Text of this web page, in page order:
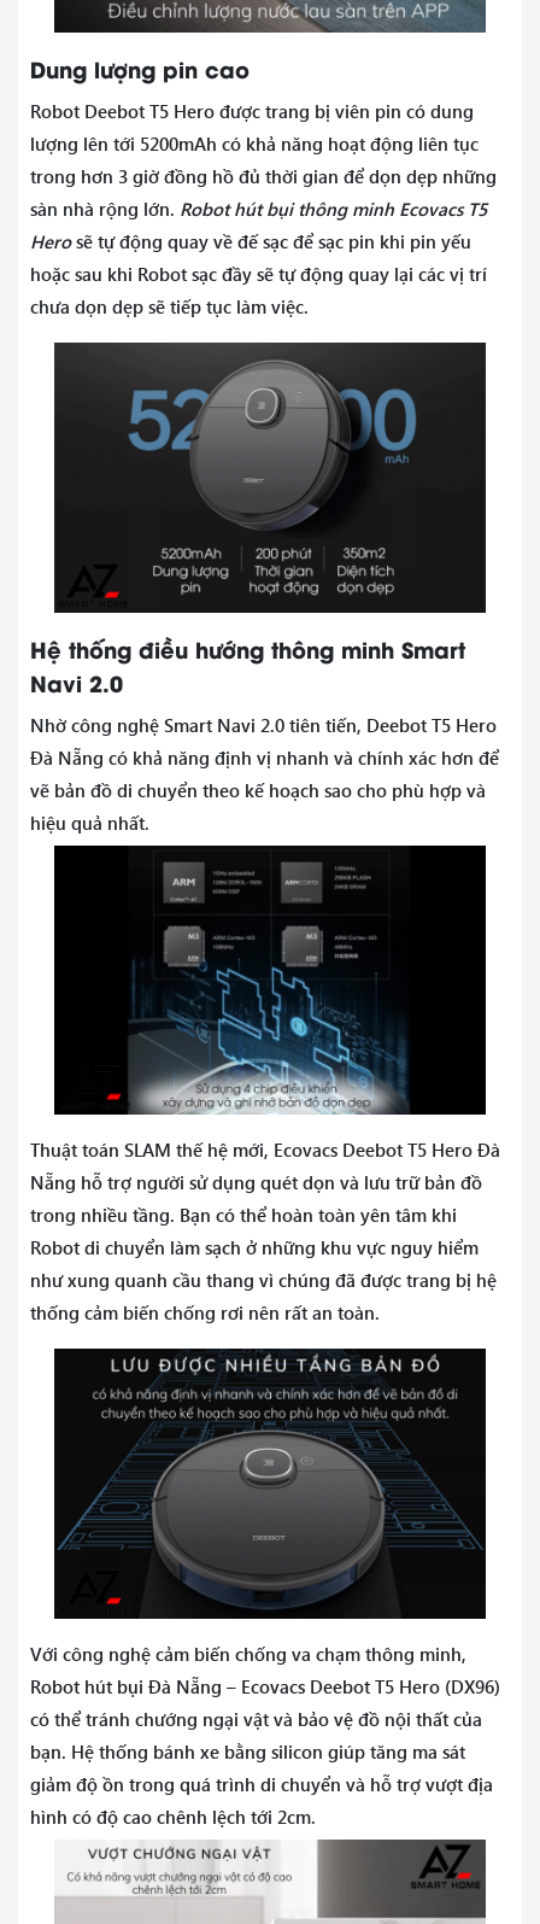
Dung lượng pin cao
Robot Deebot T5 Hero được trang bị viên pin có dung
lượng lên tới 5200mAh có khả năng hoạt động liên tục
trong hơn 3 giờ đồng hồ đủ thời gian để dọn dẹp những
sàn nhà rộng lớn. Robot hút bụi thông minh Ecovacs T5
Herosẽ tự động quay về đế sạc để sạc pin khi pin yếu
hoặc sau khi Robot sạc đầy sẽ tự động quay lại các vị trí
chưa dọn dẹp sẽ tiếp tục làm việc.
Hệ thống điều hướng thông minh Smart
Navi 2.0
Nhờ công nghệ Smart Navi 2.0 tiên tiến, Deebot T5 Hero
Đà Nẵng có khả năng định vị nhanh và chính xác hơn để
vẽ bản đồ di chuyển theo kế hoạch sao cho phù hợp và
hiệu quả nhất.
Thuật toán SLAM thế hệ mới, Ecovacs Deebot T5 Hero Đà
Nẵng hỗ trợ người sử dụng quét dọn và lưu trữ bản đồ
trong nhiều tầng. Bạn có thể hoàn toàn yên tâm khi
Robot di chuyển làm sạch ở những khu vực nguy hiểm
như xung quanh cầu thang vì chúng đã được trang bị hệ
thống cảm biến chống rơi nên rất an toàn.
Với công nghệ cảm biến chống va chạm thông minh,
Robot hút bụi Đà Nẵng – Ecovacs Deebot T5 Hero (DX96)
có thể tránh chướng ngại vật và bảo vệ đồ nội thất của
bạn. Hệ thống bánh xe bằng silicon giúp tăng ma sát
giảm độ ồn trong quá trình di chuyển và hỗ trợ vượt địa
hình có độ cao chênh lệch tới 2cm.